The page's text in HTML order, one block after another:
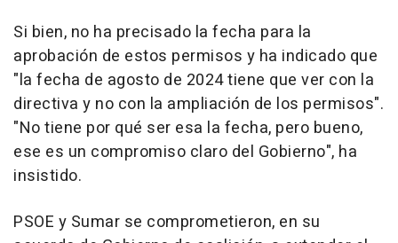
Si bien, no ha precisado la fecha para la
aprobación de estos permisos y ha indicado que
"la fecha de agosto de 2024 tiene que ver con la
directiva y no con la ampliación de los permisos".
"No tiene por qué ser esa la fecha, pero bueno,
ese es un compromiso claro del Gobierno", ha
insistido.
PSOE y Sumar se comprometieron, en su